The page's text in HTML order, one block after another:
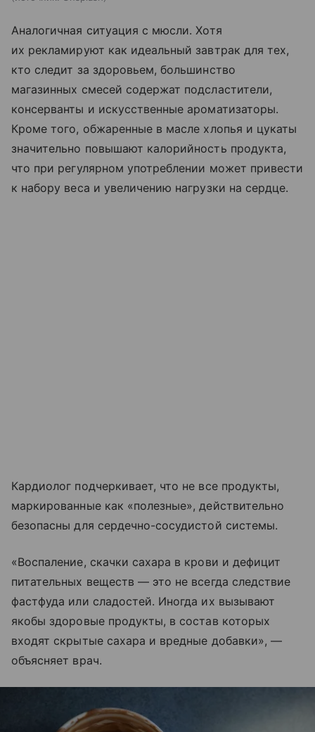
Аналогичная ситуация с мюсли. Хотя
их рекламируют как идеальный завтрак для тех,
кто следит за здоровьем, большинство
магазинных смесей содержат подсластители,
консерванты и искусственные ароматизаторы.
Кроме того, обжаренные в масле хлопья и цукаты
значительно повышают калорийность продукта,
что при регулярном употреблении может привести
к набору веса и увеличению нагрузки на сердце.
Кардиолог подчеркивает, что не все продукты,
маркированные как «полезные», действительно
безопасны для сердечно-сосудистой системы.
«Воспаление, скачки сахара в крови и дефицит
питательных веществ — это не всегда следствие
фастфуда или сладостей. Иногда их вызывают
якобы здоровые продукты, в состав которых
входят скрытые сахара и вредные добавки», —
объясняет врач.